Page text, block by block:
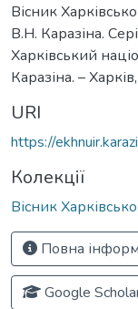
Вісник
В.Н. Каразіна.
Харківський
Каразіна. –
URI
https://
Колекції
Вісник
Повна
Google